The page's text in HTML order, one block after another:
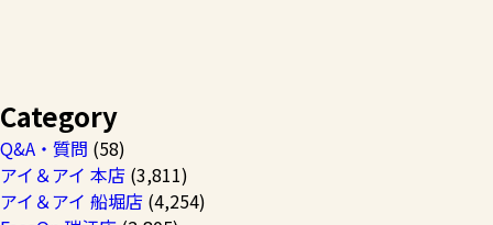
Category
Q&A・質問 (58)
アイ＆アイ 本店 (3,811)
アイ＆アイ 船堀店 (4,254)